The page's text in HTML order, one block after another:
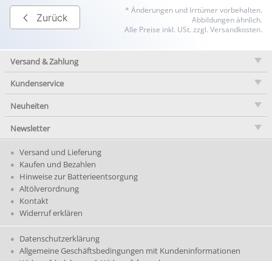
Zurück
* Änderungen und Irrtümer vorbehalten.
Abbildungen ähnlich.
Alle Preise inkl. USt. zzgl. Versandkosten.
Versand & Zahlung
Kundenservice
Neuheiten
Newsletter
Versand und Lieferung
Kaufen und Bezahlen
Hinweise zur Batterieentsorgung
Altölverordnung
Kontakt
Widerruf erklären
Datenschutzerklärung
Allgemeine Geschäftsbedingungen mit Kundeninformationen